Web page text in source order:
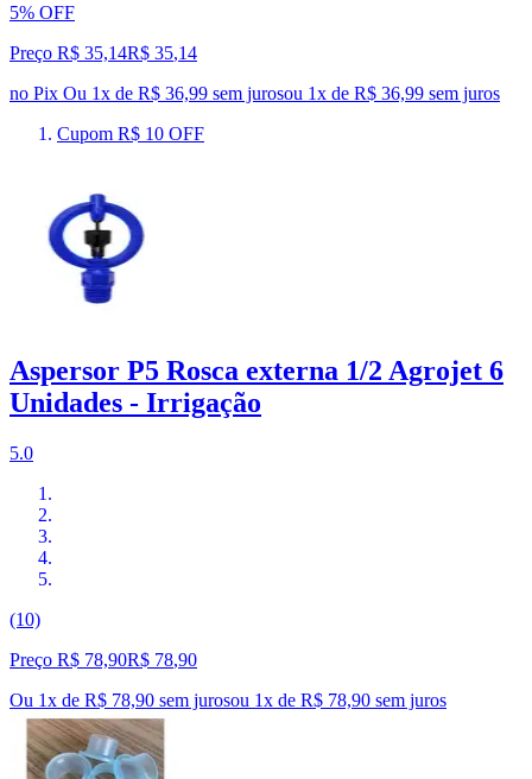
5% OFF
Preço R$ 35,14R$ 35,14
no Pix Ou 1x de R$ 36,99 sem jurosou 1x de R$ 36,99 sem juros
Cupom R$ 10 OFF
Aspersor P5 Rosca externa 1/2 Agrojet 6
Unidades - Irrigação
5.0
(10)
Preço R$ 78,90R$ 78,90
Ou 1x de R$ 78,90 sem jurosou 1x de R$ 78,90 sem juros